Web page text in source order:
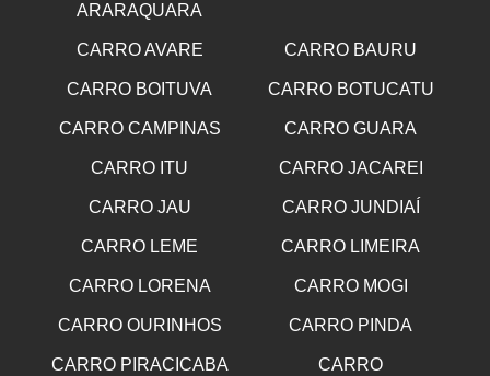
ARARAQUARA
CARRO AVARE CARRO BAURU
CARRO BOITUVA CARRO BOTUCATU
CARRO CAMPINAS CARRO GUARA
CARRO ITU CARRO JACAREI
CARRO JAU CARRO JUNDIAÍ
CARRO LEME CARRO LIMEIRA
CARRO LORENA CARRO MOGI
CARRO OURINHOS CARRO PINDA
CARRO PIRACICABA
CARRO